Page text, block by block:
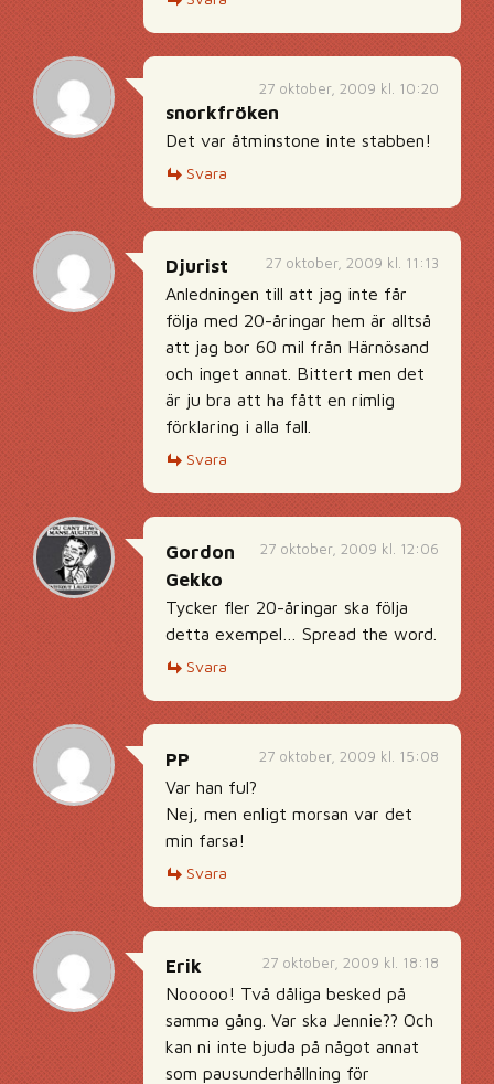
27 oktober, 2009 kl. 10:20
snorkfröken
Det var åtminstone inte stabben!
Svara
27 oktober, 2009 kl. 11:13
Djurist
Anledningen till att jag inte får
följa med 20-åringar hem är alltså
att jag bor 60 mil från Härnösand
och inget annat. Bittert men det
är ju bra att ha fått en rimlig
förklaring i alla fall.
Svara
27 oktober, 2009 kl. 12:06
Gordon
Gekko
Tycker fler 20-åringar ska följa
detta exempel… Spread the word.
Svara
27 oktober, 2009 kl. 15:08
PP
Var han ful?
Nej, men enligt morsan var det
min farsa!
Svara
27 oktober, 2009 kl. 18:18
Erik
Nooooo! Två dåliga besked på
samma gång. Var ska Jennie?? Och
kan ni inte bjuda på något annat
som pausunderhållning för